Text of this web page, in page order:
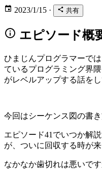
2023/1/15 · 共有
エピソード概
ひまじんプログラマーで
ているプログラミング界
がレベルアップする話をし
今回はシーケンス図の書
エピソード41でいつか解
が、ついに回収する時が来
なかなか歯切れは悪いで